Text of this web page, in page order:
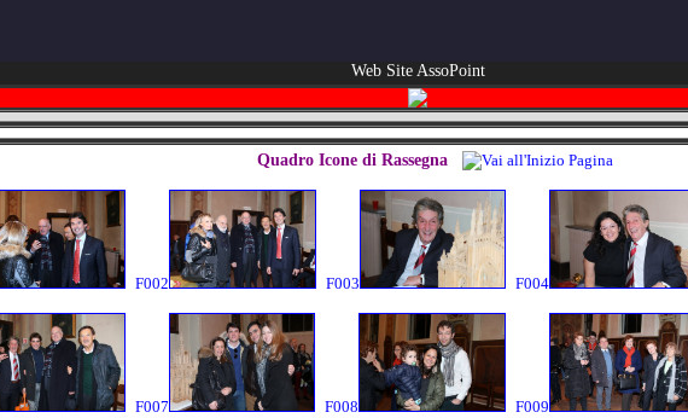
Web Site AssoPoint
Quadro Icone di Rassegna
F002 F003 F004
F007 F008 F009